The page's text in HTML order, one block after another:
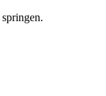
springen.